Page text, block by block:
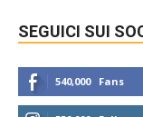
SEGUICI SUI
540,000 Fans